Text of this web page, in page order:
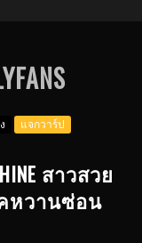
แจกวาร์ป
สาวสวย
หวานซ่อน